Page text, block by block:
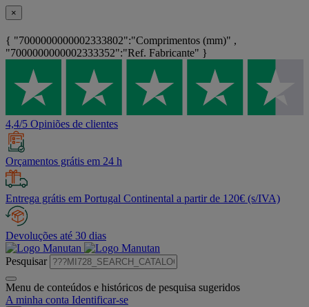
×
{ "7000000000002333802":"Comprimentos (mm)" ,
"7000000000002333352":"Ref. Fabricante" }
4,4/5 Opiniões de clientes
Orçamentos grátis em 24 h
Entrega grátis em Portugal Continental a partir de 120€ (s/IVA)
Devoluções até 30 dias
Pesquisar
Menu de conteúdos e históricos de pesquisa sugeridos
A minha conta Identificar-se